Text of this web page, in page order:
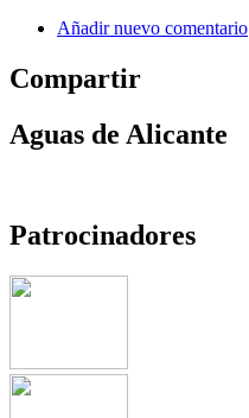
Añadir nuevo comentario
Compartir
Aguas de Alicante
Patrocinadores